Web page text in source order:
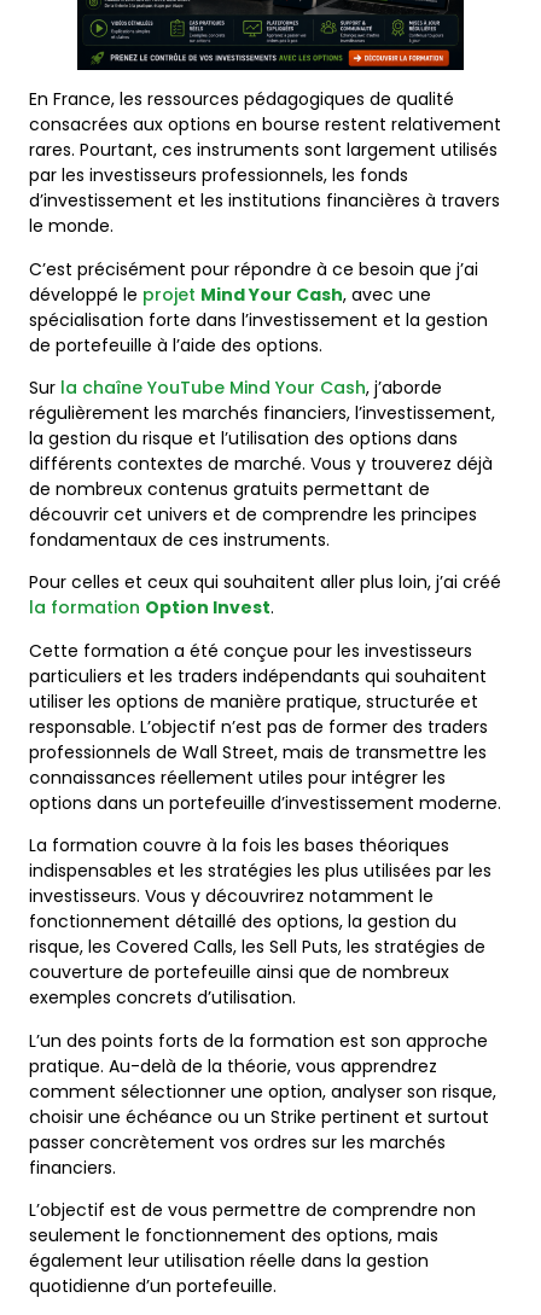
En France, les ressources pédagogiques de qualité
consacrées aux options en bourse restent relativement
rares. Pourtant, ces instruments sont largement utilisés
par les investisseurs professionnels, les fonds
d’investissement et les institutions financières à travers
le monde.
C’est précisément pour répondre à ce besoin que j’ai
développé le projet Mind Your Cash, avec une
spécialisation forte dans l’investissement et la gestion
de portefeuille à l’aide des options.
Sur la chaîne YouTube Mind Your Cash, j’aborde
régulièrement les marchés financiers, l’investissement,
la gestion du risque et l’utilisation des options dans
différents contextes de marché. Vous y trouverez déjà
de nombreux contenus gratuits permettant de
découvrir cet univers et de comprendre les principes
fondamentaux de ces instruments.
Pour celles et ceux qui souhaitent aller plus loin, j’ai créé
la formation Option Invest.
Cette formation a été conçue pour les investisseurs
particuliers et les traders indépendants qui souhaitent
utiliser les options de manière pratique, structurée et
responsable. L’objectif n’est pas de former des traders
professionnels de Wall Street, mais de transmettre les
connaissances réellement utiles pour intégrer les
options dans un portefeuille d’investissement moderne.
La formation couvre à la fois les bases théoriques
indispensables et les stratégies les plus utilisées par les
investisseurs. Vous y découvrirez notamment le
fonctionnement détaillé des options, la gestion du
risque, les Covered Calls, les Sell Puts, les stratégies de
couverture de portefeuille ainsi que de nombreux
exemples concrets d’utilisation.
L’un des points forts de la formation est son approche
pratique. Au-delà de la théorie, vous apprendrez
comment sélectionner une option, analyser son risque,
choisir une échéance ou un Strike pertinent et surtout
passer concrètement vos ordres sur les marchés
financiers.
L’objectif est de vous permettre de comprendre non
seulement le fonctionnement des options, mais
également leur utilisation réelle dans la gestion
quotidienne d’un portefeuille.